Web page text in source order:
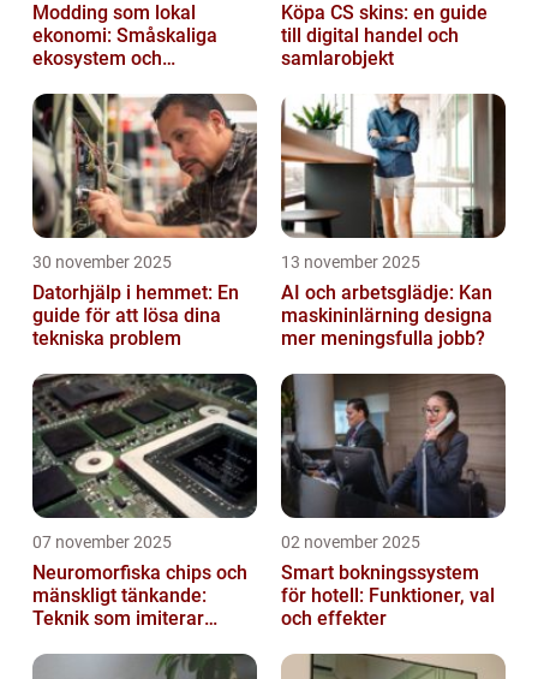
Modding som lokal
ekonomi: Småskaliga
ekosystem och
Köpa CS skins: en guide
till digital handel och
samlarobjekt
30 november 2025
Datorhjälp i hemmet: En
guide för att lösa dina
tekniska problem
13 november 2025
AI och arbetsglädje: Kan
maskininlärning designa
mer meningsfulla jobb?
07 november 2025
Neuromorfiska chips och
mänskligt tänkande:
Teknik som imiterar
02 november 2025
Smart bokningssystem
för hotell: Funktioner, val
och effekter